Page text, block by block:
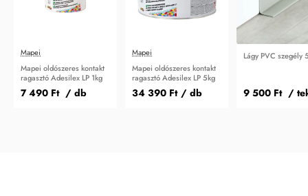
Mapei
Mapei oldószeres kontakt
ragasztó Adesilex LP 1kg
7 490 Ft / db
Mapei
Mapei oldószeres kontakt
ragasztó Adesilex LP 5kg
34 390 Ft / db
Lágy PVC szegély
9 500 Ft /